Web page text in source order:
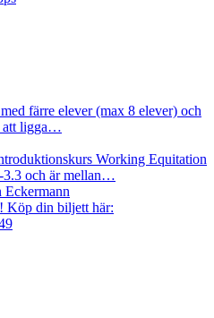
färre elever (max 8 elever) och
att ligga…
Working Equitation
3.3 och är mellan…
Köp din biljett här: